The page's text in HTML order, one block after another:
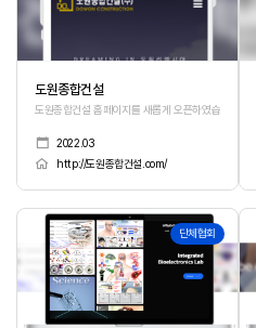
도원종합건설
도원종합건설 홈페이지를 새롭게 오픈하였습니다.
2022.03
http://도원종합건설.com/
단체협회